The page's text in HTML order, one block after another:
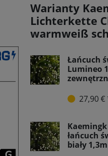
Warianty
Lichterkette
warmweiß
Łańcuch
Lumineo
27,90 €
łańcuch
biały